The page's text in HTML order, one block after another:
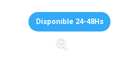
Disponible 24-48Hs